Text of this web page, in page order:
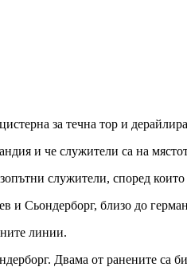
за течна тор и
и че служители са на
служители, според които
и Сьондерборг, близо до
линии.
Двама от ранените са